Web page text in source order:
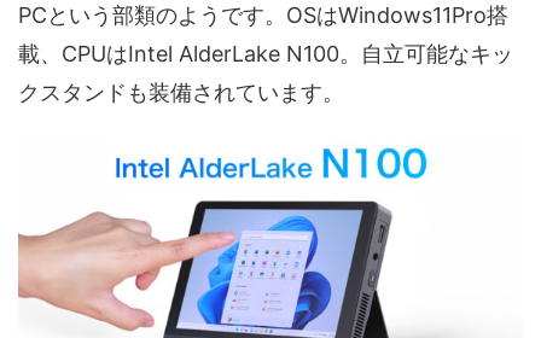
PCという部類のようです。OSはWindows11Pro搭
載、CPUはIntel AlderLake N100。自立可能なキッ
クスタンドも装備されています。